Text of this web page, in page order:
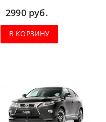
приобрести в
комплектации:
водительский коврик,
2990 руб.
В КОРЗИНУ